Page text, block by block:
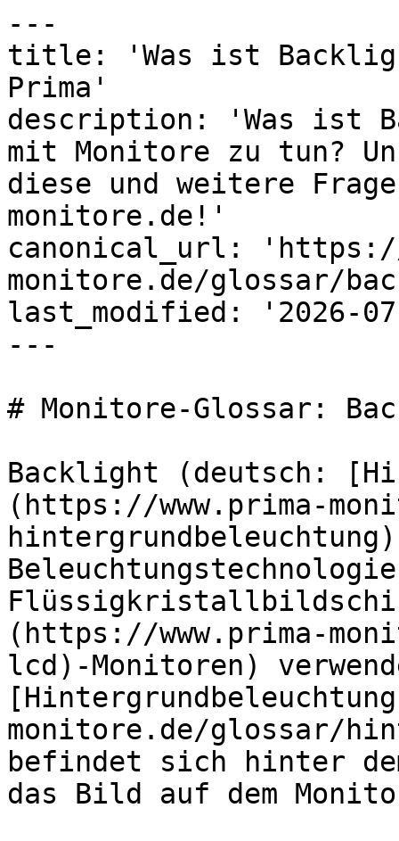
---
title: 'Was ist
Prima'
description: 'Was ist
mit Monitore zu tun?
diese und weitere
monitore.de!'
canonical_url: 'https://
monitore.de/glossar/
last_modified: '2026-
---
# Monitore-Glossar:
Backlight (deutsch:
(https://www.prima-
(https://www.prima-
lcd)-Monitoren)
monitore.de/glossar/
befindet sich hinter
das Bild auf dem